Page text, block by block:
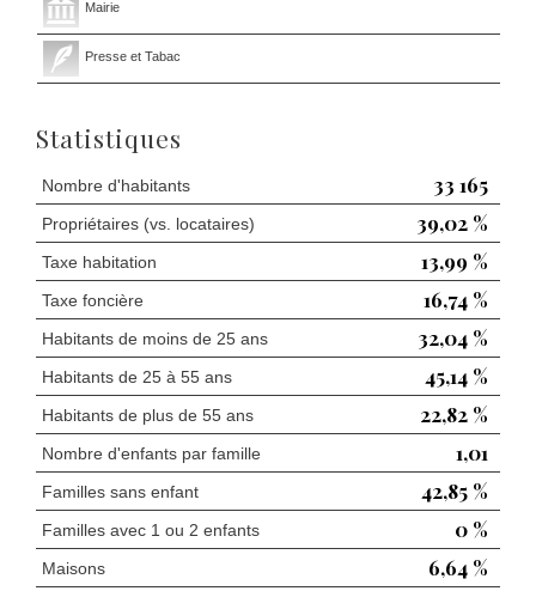
Mairie
Presse et Tabac
Statistiques
Nombre d'habitants 33 165
Propriétaires (vs. locataires) 39,02 %
Taxe habitation 13,99 %
Taxe foncière 16,74 %
Habitants de moins de 25 ans 32,04 %
Habitants de 25 à 55 ans 45,14 %
Habitants de plus de 55 ans 22,82 %
Nombre d'enfants par famille 1,01
Familles sans enfant 42,85 %
Familles avec 1 ou 2 enfants 0 %
Maisons 6,64 %